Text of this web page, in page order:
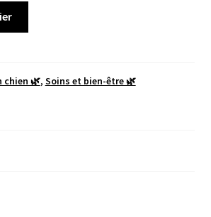
chien 🌿, Soins et bien-être 🌿